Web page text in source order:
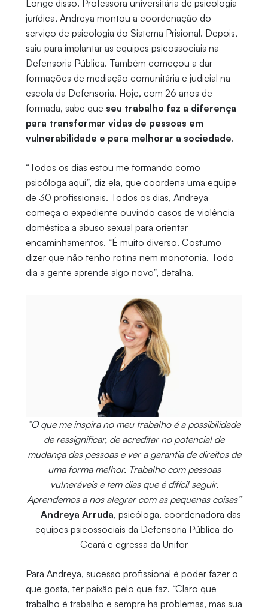
Longe disso. Professora universitária de psicologia
jurídica, Andreya montou a coordenação do
serviço de psicologia do Sistema Prisional. Depois,
saiu para implantar as equipes psicossociais na
Defensoria Pública. Também começou a dar
formações de mediação comunitária e judicial na
escola da Defensoria. Hoje, com 26 anos de
formada, sabe que seu trabalho faz a diferença
para transformar vidas de pessoas em
vulnerabilidade e para melhorar a sociedade.
“Todos os dias estou me formando como
psicóloga aqui”, diz ela, que coordena uma equipe
de 30 profissionais. Todos os dias, Andreya
começa o expediente ouvindo casos de violência
doméstica a abuso sexual para orientar
encaminhamentos. “É muito diverso. Costumo
dizer que não tenho rotina nem monotonia. Todo
dia a gente aprende algo novo”, detalha.
“O que me inspira no meu trabalho é a possibilidade
de ressignificar, de acreditar no potencial de
mudança das pessoas e ver a garantia de direitos de
uma forma melhor. Trabalho com pessoas
vulneráveis e tem dias que é difícil seguir.
Aprendemos a nos alegrar com as pequenas coisas”
— Andreya Arruda, psicóloga, coordenadora das
equipes psicossociais da Defensoria Pública do
Ceará e egressa da Unifor
Para Andreya, sucesso profissional é poder fazer o
que gosta, ter paixão pelo que faz. “Claro que
trabalho é trabalho e sempre há problemas, mas sua